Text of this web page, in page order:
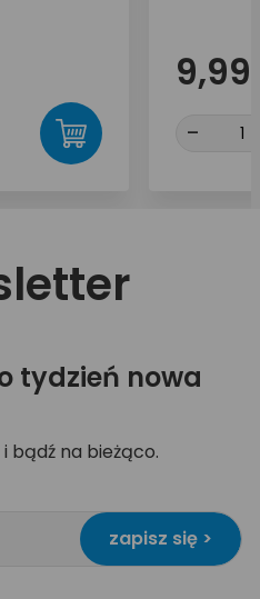
9,99
-
tydzień nowa
bądź na bieżąco.
zapisz się >